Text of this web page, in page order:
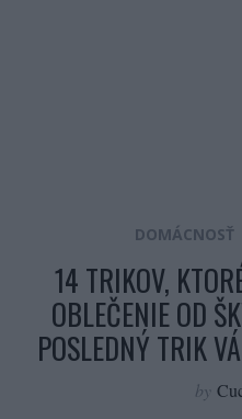
DOMÁCNOSŤ
14 TRIKOV,
OBLEČENIE OD
POSLEDNÝ TRIK
by